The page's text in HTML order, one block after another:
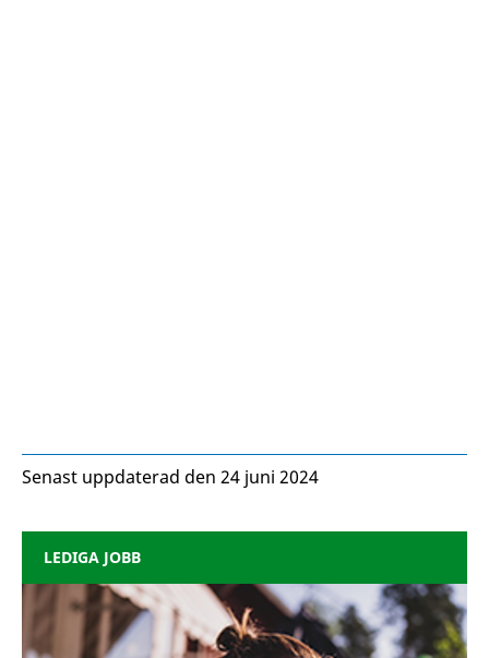
Senast uppdaterad den 24 juni 2024
LEDIGA JOBB